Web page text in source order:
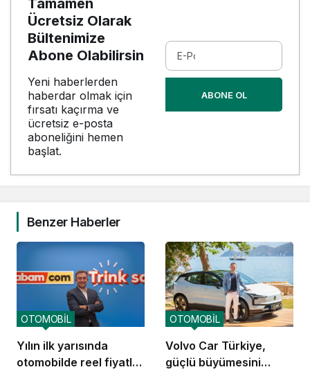
Ücretsiz Olarak
Bültenimize
Abone Olabilirsin
Yeni haberlerden
haberdar olmak için
fırsatı kaçırma ve
ücretsiz e-posta
aboneliğini hemen
başlat.
ABONE OL
Benzer Haberler
Yılın ilk yarısında
otomobilde reel fiyatlar
OTOMOBİL
Volvo Car Türkiye,
güçlü büyümesini
OTOMOBİL